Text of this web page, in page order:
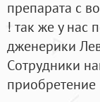
препарата с
! так же у нас
дженерики
Cотрудники